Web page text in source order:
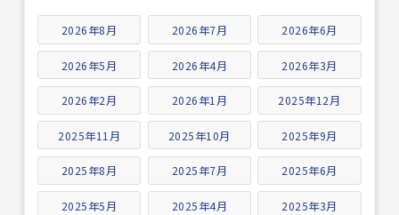
2026年8月 2026年7月 2026年6月
2026年5月 2026年4月 2026年3月
2026年2月 2026年1月 2025年12月
2025年11月 2025年10月 2025年9月
2025年8月 2025年7月 2025年6月
2025年5月 2025年4月 2025年3月